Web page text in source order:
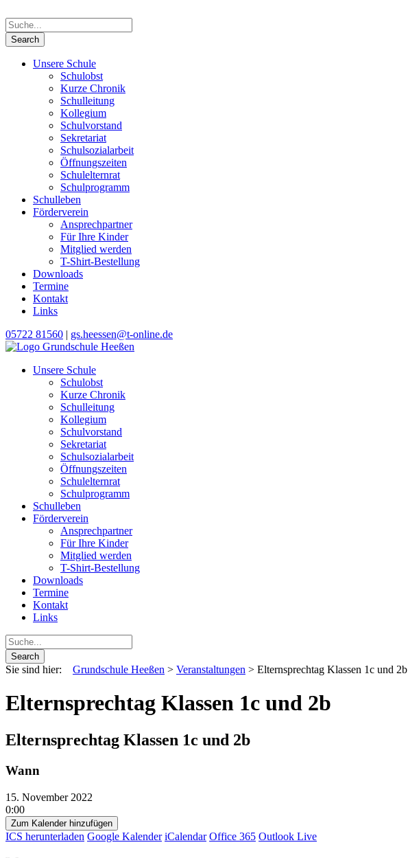
Unsere Schule
Schulobst
Kurze Chronik
Schulleitung
Kollegium
Schulvorstand
Sekretariat
Schulsozialarbeit
Öffnungszeiten
Schulelternrat
Schulprogramm
Schulleben
Förderverein
Ansprechpartner
Für Ihre Kinder
Mitglied werden
T-Shirt-Bestellung
Downloads
Termine
Kontakt
Links
05722 81560 | gs.heessen@t-online.de
Unsere Schule
Schulobst
Kurze Chronik
Schulleitung
Kollegium
Schulvorstand
Sekretariat
Schulsozialarbeit
Öffnungszeiten
Schulelternrat
Schulprogramm
Schulleben
Förderverein
Ansprechpartner
Für Ihre Kinder
Mitglied werden
T-Shirt-Bestellung
Downloads
Termine
Kontakt
Links
Sie sind hier: Grundschule Heeßen > Veranstaltungen > Elternsprechtag Klassen 1c und 2b
Elternsprechtag Klassen 1c und 2b
Elternsprechtag Klassen 1c und 2b
Wann
15. November 2022
0:00
Zum Kalender hinzufügen
ICS herunterladen Google Kalender iCalendar Office 365 Outlook Live